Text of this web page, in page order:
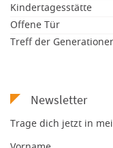
Kindertagesstätte
Offene Tür
Treff der
Newsletter
Trage dich jetzt in